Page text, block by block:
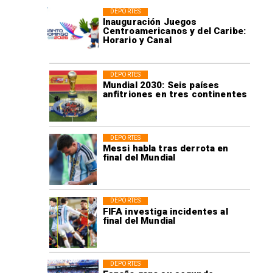
Inauguración Juegos
Centroamericanos y del Caribe:
Horario y Canal
DEPORTES
Mundial 2030: Seis países
anfitriones en tres continentes
DEPORTES
Messi habla tras derrota en
final del Mundial
DEPORTES
FIFA investiga incidentes al
final del Mundial
DEPORTES
DEPORTES